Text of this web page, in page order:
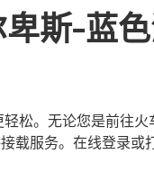
斯-蓝
松。无论您是前往
载服务。在线登录